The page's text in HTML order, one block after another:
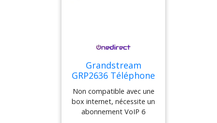
Grandstream
GRP2636 Téléphone
IP avec 12 lignes et
module d'extension
avec 24 touches
pour gérer un grand
Non compatible avec une
box internet, nécessite un
abonnement VoIP 6